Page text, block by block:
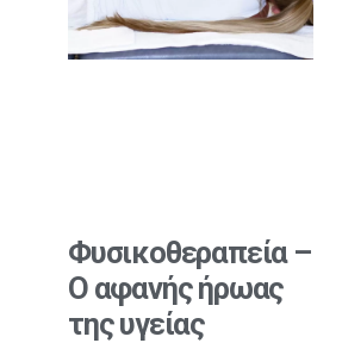
Φυσικοθεραπεία –
Ο αφανής ήρωας
της υγείας